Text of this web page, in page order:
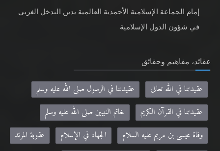
إمام الجماعة الإسلامية الأحمدية العالمية يدين التدخل الغربي
في شؤون الدول الإسلامية
عقائد، مفاهيم وحقائق
عقيدتنا في الله تعالى
عقيدتنا في الرسول صلى الله عليه وسلم
عقيدتنا في القرآن الكريم
خاتم النبيين صلى الله عليه وسلم
وفاة عيسى بن مريم عليه السلام
الجهاد في الإسلام
عقوبة المرتد